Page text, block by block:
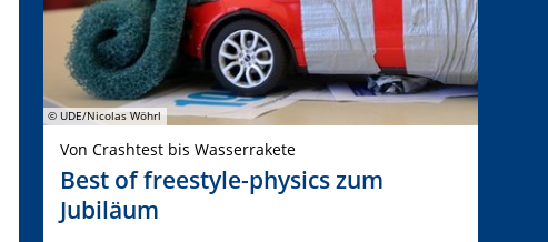
© UDE/Nicolas Wöhrl
Von Crashtest bis Wasserrakete
Best of freestyle-physics zum
Jubiläum